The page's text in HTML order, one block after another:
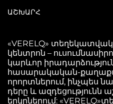
ԱՇԽԱՐՀ
«VERELQ»
կենտրոն –
կարևոր
հասարակական-
որորտներում, ինչպես
դերը և ազդեցությունն
երկրներում: